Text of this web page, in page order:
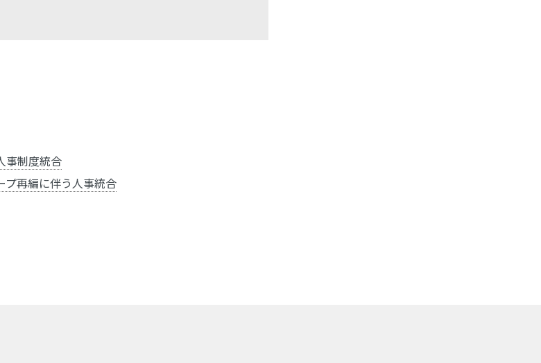
事制度統合
プ再編に伴う人事統合